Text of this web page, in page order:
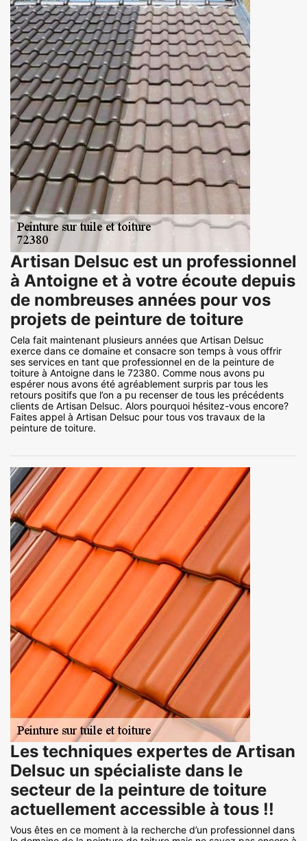
Artisan Delsuc est un professionnel
à Antoigne et à votre écoute depuis
de nombreuses années pour vos
projets de peinture de toiture
Cela fait maintenant plusieurs années que Artisan Delsuc
exerce dans ce domaine et consacre son temps à vous offrir
ses services en tant que professionnel en de la peinture de
toiture à Antoigne dans le 72380. Comme nous avons pu
espérer nous avons été agréablement surpris par tous les
retours positifs que l’on a pu recenser de tous les précédents
clients de Artisan Delsuc. Alors pourquoi hésitez-vous encore?
Faites appel à Artisan Delsuc pour tous vos travaux de la
peinture de toiture.
Les techniques expertes de Artisan
Delsuc un spécialiste dans le
secteur de la peinture de toiture
actuellement accessible à tous !!
Vous êtes en ce moment à la recherche d’un professionnel dans